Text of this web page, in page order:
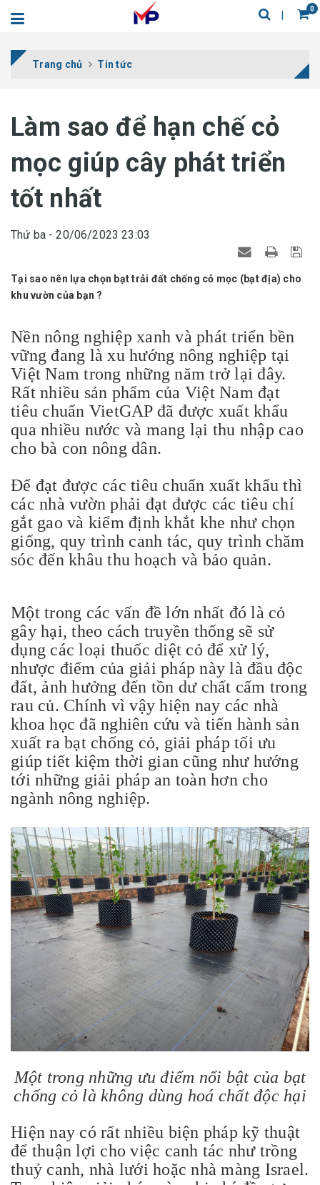
0
Trang chủ Tin tức
Làm sao để hạn chế cỏ
mọc giúp cây phát triển
tốt nhất
Thứ ba - 20/06/2023 23:03
Tại sao nên lựa chọn bạt trải đất chống cỏ mọc (bạt địa) cho
khu vườn của bạn ?
Nền nông nghiệp xanh và phát triển bền
vững đang là xu hướng nông nghiệp tại
Việt Nam trong những năm trở lại đây.
Rất nhiều sản phẩm của Việt Nam đạt
tiêu chuẩn VietGAP đã được xuất khẩu
qua nhiều nước và mang lại thu nhập cao
cho bà con nông dân.
Để đạt được các tiêu chuẩn xuất khẩu thì
các nhà vườn phải đạt được các tiêu chí
gắt gao và kiểm định khắt khe như chọn
giống, quy trình canh tác, quy trình chăm
sóc đến khâu thu hoạch và bảo quản.
Một trong các vấn đề lớn nhất đó là cỏ
gây hại, theo cách truyền thống sẽ sử
dụng các loại thuốc diệt cỏ để xử lý,
nhược điểm của giải pháp này là đầu độc
đất, ảnh hưởng đến tồn dư chất cấm trong
rau củ. Chính vì vậy hiện nay các nhà
khoa học đã nghiên cứu và tiến hành sản
xuất ra bạt chống cỏ, giải pháp tối ưu
giúp tiết kiệm thời gian cũng như hướng
tới những giải pháp an toàn hơn cho
ngành nông nghiệp.
Một trong những ưu điểm nổi bật của bạt
chống cỏ là không dùng hoá chất độc hại
Hiện nay có rất nhiều biện pháp kỹ thuật
để thuận lợi cho việc canh tác như trồng
thuỷ canh, nhà lưới hoặc nhà màng Israel.